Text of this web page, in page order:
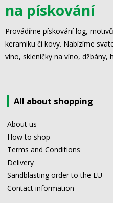
na pískování
Provádíme pískování log,
keramiku či kovy. Nabízíme
víno, skleničky na víno, džbány,
All about shopping
About us
How to shop
Terms and Conditions
Delivery
Sandblasting order to the EU
Contact information